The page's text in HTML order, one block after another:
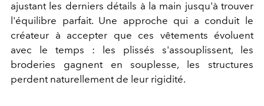
ajustant les derniers détails à la main jusqu'à trouver
l'équilibre parfait. Une approche qui a conduit le
créateur à accepter que ces vêtements évoluent
avec le temps : les plissés s'assouplissent, les
broderies gagnent en souplesse, les structures
perdent naturellement de leur rigidité.